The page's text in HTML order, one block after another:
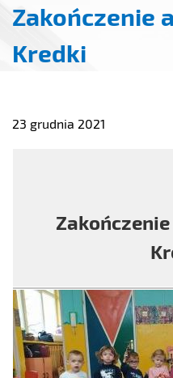
Zakończenie
Kredki
23 grudnia 2021